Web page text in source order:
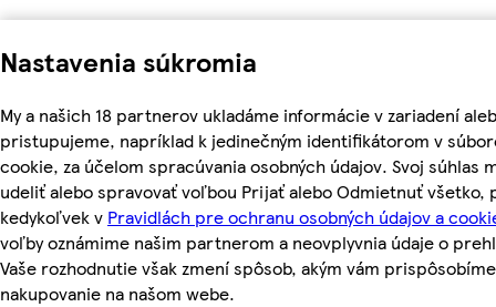
Nastavenia súkromia
My a našich 18 partnerov ukladáme informácie v zariadení
pristupujeme, napríklad k jedinečným identifikátorom v
cookie, za účelom spracúvania osobných údajov. Svoj súhlas
udeliť alebo spravovať voľbou Prijať alebo Odmietnuť všetko,
kedykoľvek v Pravidlách pre ochranu osobných údajov a
voľby oznámime našim partnerom a neovplyvnia údaje o
Vaše rozhodnutie však zmení spôsob, akým vám prispôsobíme
nakupovanie na našom webe.